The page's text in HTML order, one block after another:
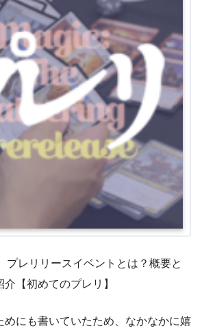
プレリリースイベントとは？概要と
【初めてのプレリ】
めにも書いていたため、なかなかに嬉